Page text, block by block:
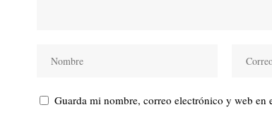
Guarda mi nombre, correo electrónico y web en